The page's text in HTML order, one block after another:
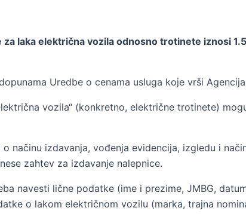
za laka električna vozila odnosno trotinete iznosi
Uredbe o cenama usluga koje vrši
vozila“ (konkretno, električne trotinete)
načinu izdavanja, vođenja evidencija, izgledu i
zahtev za izdavanje nalepnice.
navesti lične podatke (ime i prezime, JMBG,
o lakom električnom vozilu (marka, trajna